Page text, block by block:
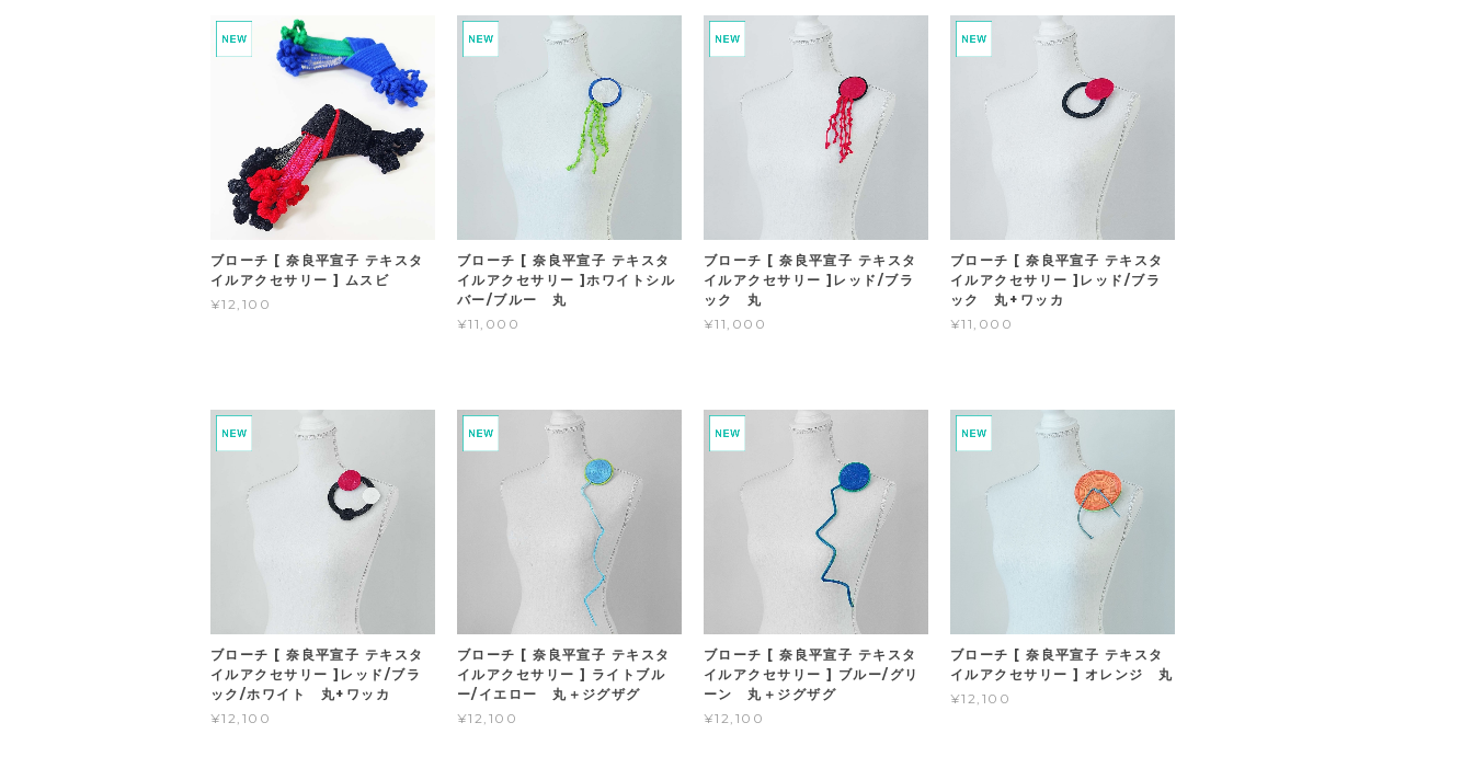
ブローチ [ 奈良平宣子 テキスタ
イルアクセサリー ] ムスビ
¥12,100
ブローチ [ 奈良平宣子 テキスタ
イルアクセサリー ]ホワイトシル
バー/ブルー 丸
¥11,000
ブローチ [ 奈良平宣子 テキスタ
イルアクセサリー ]レッド/ブラ
ック 丸
¥11,000
ブローチ [ 奈良平宣子 テキスタ
イルアクセサリー ]レッド/ブラ
ック 丸+ワッカ
¥11,000
ブローチ [ 奈良平宣子 テキスタ
イルアクセサリー ]レッド/ブラ
ック/ホワイト 丸+ワッカ
¥12,100
ブローチ [ 奈良平宣子 テキスタ
イルアクセサリー ] ライトブル
ー/イエロー 丸＋ジグザグ
¥12,100
ブローチ [ 奈良平宣子 テキスタ
イルアクセサリー ] ブルー/グリ
ーン 丸＋ジグザグ
¥12,100
ブローチ [ 奈良平宣子 テキスタ
イルアクセサリー ] オレンジ 丸
¥12,100